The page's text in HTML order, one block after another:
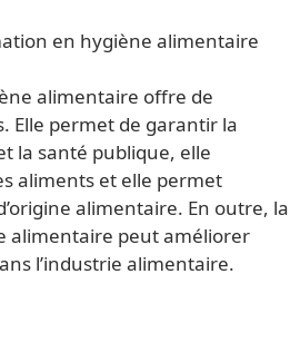
en hygiène alimentaire
alimentaire offre de
Elle permet de garantir la
la santé publique, elle
aliments et elle permet
alimentaire. En outre, la
alimentaire peut améliorer
l’industrie alimentaire.